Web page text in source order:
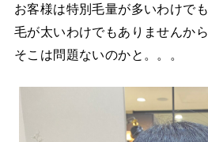
お客様は特別毛量が多いわけでも
毛が太いわけでもありませんから
そこは問題ないのかと。。。